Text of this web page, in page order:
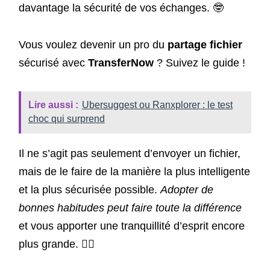
davantage la sécurité de vos échanges. 🤓
Vous voulez devenir un pro du partage fichier
sécurisé avec TransferNow? Suivez le guide !
Lire aussi : Ubersuggest ou Ranxplorer : le test
choc qui surprend
Il ne s’agit pas seulement d’envoyer un fichier,
mais de le faire de la manière la plus intelligente
et la plus sécurisée possible. Adopter de
bonnes habitudes peut faire toute la différence
et vous apporter une tranquillité d’esprit encore
plus grande. 🧘‍♀️